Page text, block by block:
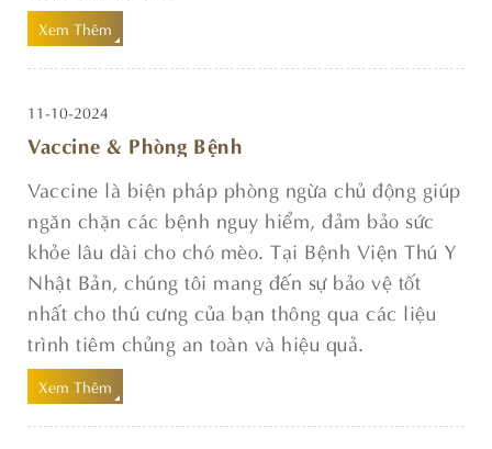
Xem Thêm
11-10-2024
Vaccine & Phòng Bệnh
Vaccine là biện pháp phòng ngừa chủ động giúp
ngăn chặn các bệnh nguy hiểm, đảm bảo sức
khỏe lâu dài cho chó mèo. Tại Bệnh Viện Thú Y
Nhật Bản, chúng tôi mang đến sự bảo vệ tốt
nhất cho thú cưng của bạn thông qua các liệu
trình tiêm chủng an toàn và hiệu quả.
Xem Thêm